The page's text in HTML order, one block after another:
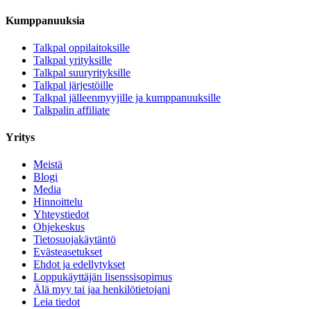
Kumppanuuksia
Talkpal oppilaitoksille
Talkpal yrityksille
Talkpal suuryrityksille
Talkpal järjestöille
Talkpal jälleenmyyjille ja kumppanuuksille
Talkpalin affiliate
Yritys
Meistä
Blogi
Media
Hinnoittelu
Yhteystiedot
Ohjekeskus
Tietosuojakäytäntö
Evästeasetukset
Ehdot ja edellytykset
Loppukäyttäjän lisenssisopimus
Älä myy tai jaa henkilötietojani
Leia tiedot